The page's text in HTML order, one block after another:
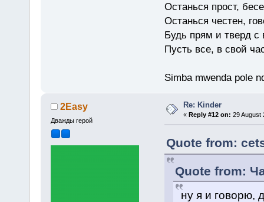
Останься прост,
Останься честен,
Будь прям и тверд с
Пусть все, в свой
Simba mwenda pole
2Easy
Дважды герой
Re: Kinder
«Reply #12 on: 29 August
Quote from:
Quote from:
ну я и говорю,